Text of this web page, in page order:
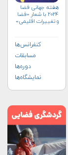
هفته جهانی فضا
۲۰۲۴ با شعار «فضا
و تغییرات اقلیمی»
کنفرانس‌ها
مسابقات
دوره‌ها
نمایشگاه‌ها